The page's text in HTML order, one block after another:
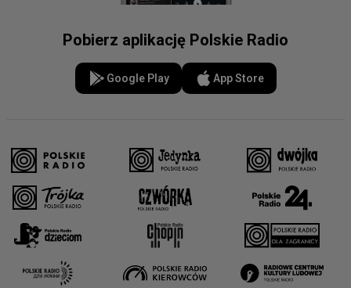
Pobierz aplikację Polskie Radio
Google Play App Store